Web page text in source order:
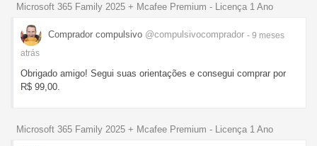
Microsoft 365 Family 2025 + Mcafee Premium - Licença 1 Ano
Comprador compulsivo @compulsivocomprador - 9 meses
atrás
Obrigado amigo! Segui suas orientações e consegui comprar por
R$ 99,00.
Microsoft 365 Family 2025 + Mcafee Premium - Licença 1 Ano